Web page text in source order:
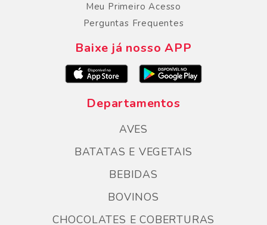
Meu Primeiro Acesso
Perguntas Frequentes
Baixe já nosso APP
Departamentos
AVES
BATATAS E VEGETAIS
BEBIDAS
BOVINOS
CHOCOLATES E COBERTURAS